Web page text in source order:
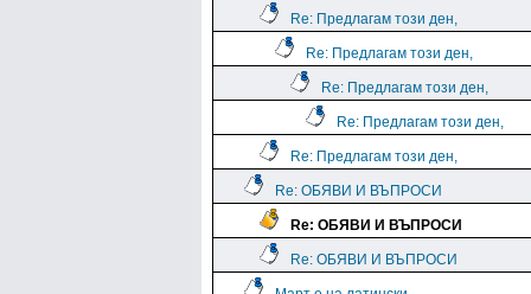
Re: Предлагам този ден,
Re: Предлагам този ден,
Re: Предлагам този ден,
Re: Предлагам този ден,
Re: Предлагам този ден,
Re: ОБЯВИ И ВЪПРОСИ
Re: ОБЯВИ И ВЪПРОСИ
Re: ОБЯВИ И ВЪПРОСИ